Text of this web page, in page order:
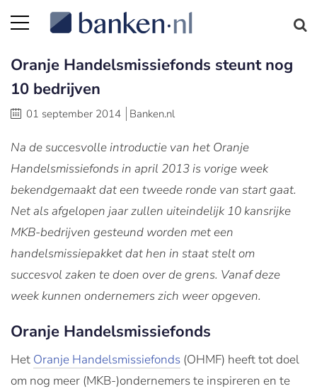
Oranje Handelsmissiefonds steunt nog
10 bedrijven
01 september 2014 Banken.nl
Na de succesvolle introductie van het Oranje
Handelsmissiefonds in april 2013 is vorige week
bekendgemaakt dat een tweede ronde van start gaat.
Net als afgelopen jaar zullen uiteindelijk 10 kansrijke
MKB-bedrijven gesteund worden met een
handelsmissiepakket dat hen in staat stelt om
succesvol zaken te doen over de grens. Vanaf deze
week kunnen ondernemers zich weer opgeven.
Oranje Handelsmissiefonds
Het Oranje Handelsmissiefonds (OHMF) heeft tot doel
om nog meer (MKB-)ondernemers te inspireren en te